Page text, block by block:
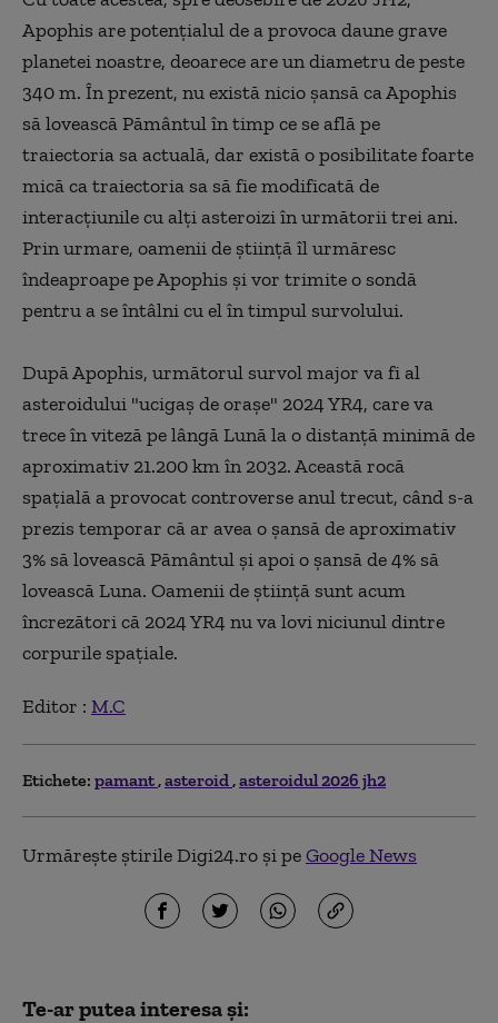
Apophis are potenţialul de a provoca daune grave
planetei noastre, deoarece are un diametru de peste
340 m. În prezent, nu există nicio şansă ca Apophis
să lovească Pământul în timp ce se află pe
traiectoria sa actuală, dar există o posibilitate foarte
mică ca traiectoria sa să fie modificată de
interacţiunile cu alţi asteroizi în următorii trei ani.
Prin urmare, oamenii de ştiinţă îl urmăresc
îndeaproape pe Apophis şi vor trimite o sondă
pentru a se întâlni cu el în timpul survolului.
După Apophis, următorul survol major va fi al
asteroidului "ucigaş de oraşe" 2024 YR4, care va
trece în viteză pe lângă Lună la o distanţă minimă de
aproximativ 21.200 km în 2032. Această rocă
spaţială a provocat controverse anul trecut, când s-a
prezis temporar că ar avea o şansă de aproximativ
3% să lovească Pământul şi apoi o şansă de 4% să
lovească Luna. Oamenii de ştiinţă sunt acum
încrezători că 2024 YR4 nu va lovi niciunul dintre
corpurile spaţiale.
Editor : M.C
Etichete: pamant asteroid asteroidul 2026 jh2
Urmărește știrile Digi24.ro și peGoogle News
Te-ar putea interesa și: